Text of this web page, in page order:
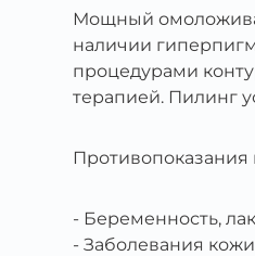
Мощный
наличии
процедурами
терапией. Пилинг
Противопоказания
Беременность,
Заболевания